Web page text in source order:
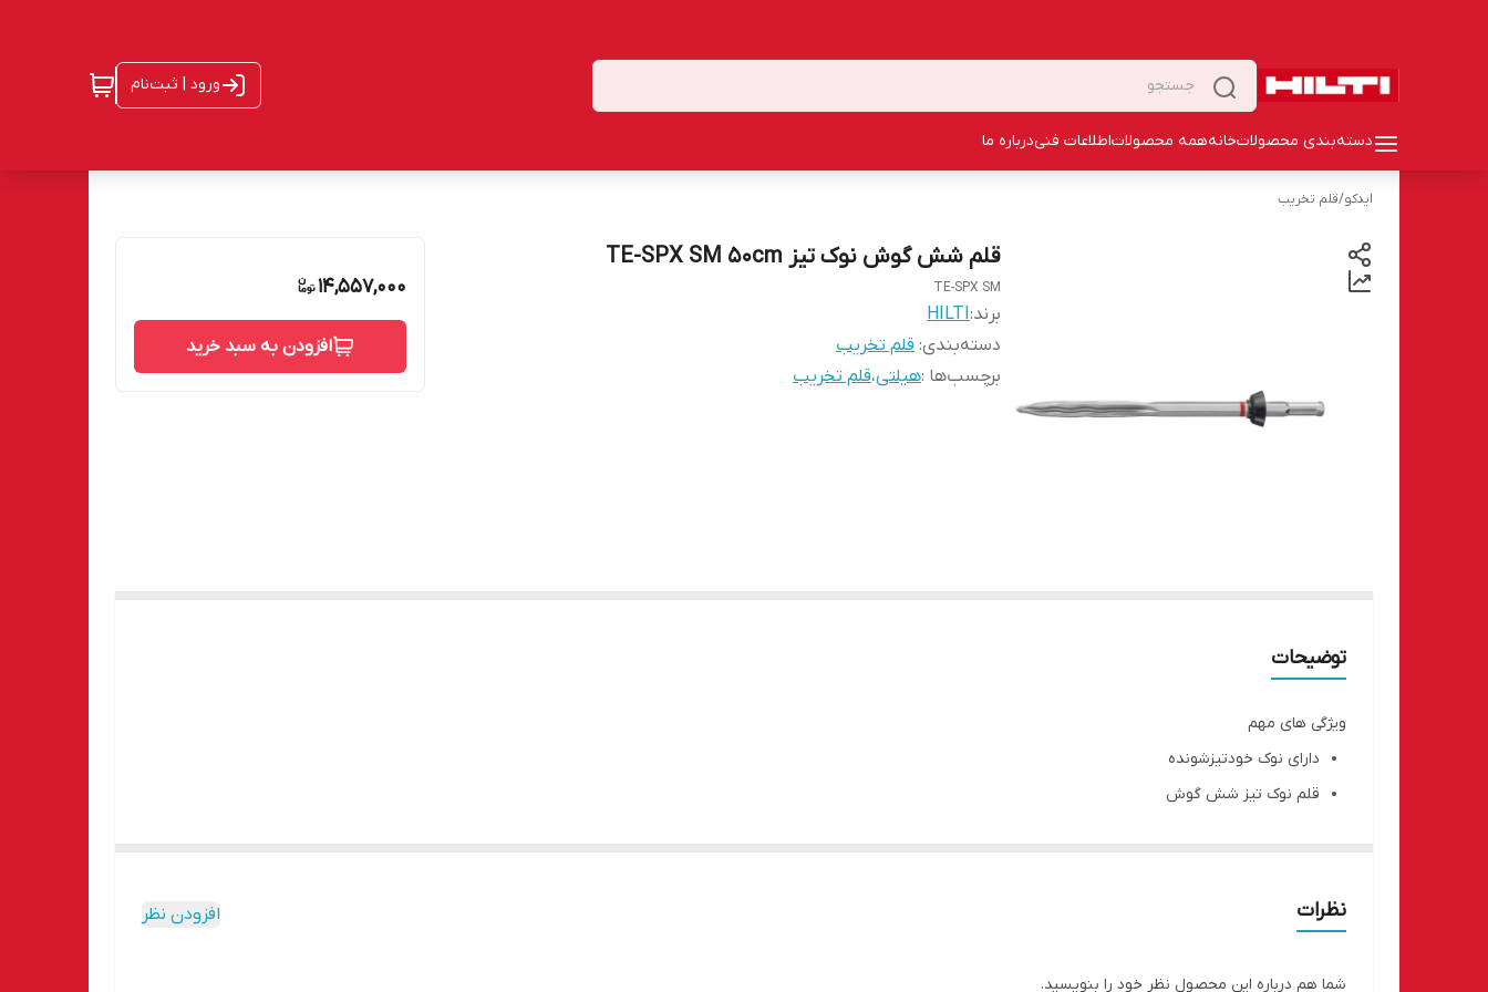
ورود | ثبت‌نام
دسته‌بندی محصولاتخانههمه محصولاتاطلاعات فنیدرباره ما
ایدکو/قلم تخریب
قلم شش گوش نوک تیز TE-SPX SM 50cm
TE-SPX SM
برند:HILTI
دسته‌بندی: قلم تخریب
برچسب‌ها :هیلتی،قلم تخریب
14,557,000
افزودن به سبد خرید
توضیحات
ویژگی های مهم
دارای نوک خودتیزشونده
قلم نوک تیز شش گوش
نظرات افزودن نظر
شما هم درباره این محصول نظر خود را بنویسید.